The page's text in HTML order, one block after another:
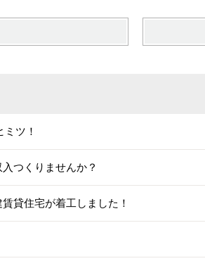
ミツ！
つくりませんか？
貸住宅が着工しました！